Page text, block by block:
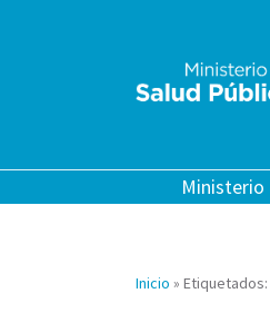
Ministerio
Inicio » Etiquetados: